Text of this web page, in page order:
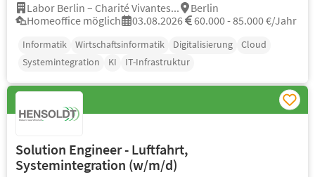
Labor Berlin – Charité Vivantes...
Berlin
Homeoffice möglich
03.08.2026 60.000 - 85.000 €/Jahr
Informatik Wirtschaftsinformatik Digitalisierung
Cloud
Systemintegration
KI IT-Infrastruktur
Solution Engineer - Luftfahrt,
Systemintegration (w/m/d)